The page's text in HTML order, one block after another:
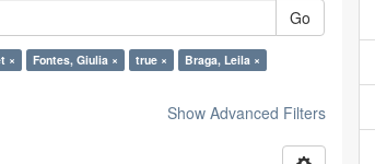
Go
× Fontes, Giulia × true ×
Braga, Leila ×
Show Advanced Filters